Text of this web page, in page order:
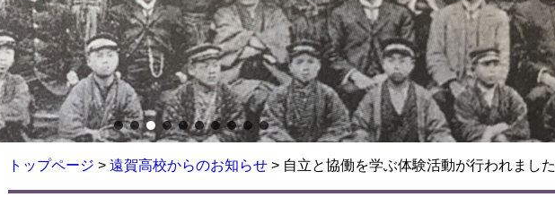
トップページ > 遠賀高校からのお知らせ > 自立と協働を学ぶ体験活動が行われました